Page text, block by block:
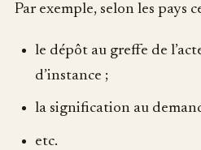
Par exemple, selon les pays
le dépôt au greffe de
d’instance ;
la signification au
etc.